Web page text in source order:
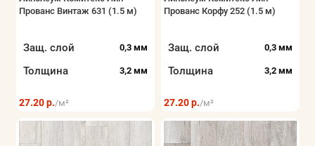
Показать все
Прованс Винтаж 631 (1.5 м)
Защ. слой 0,3 мм
Толщина 3,2 мм
27.20 р./м²
Прованс Корфу 252 (1.5 м)
Защ. слой 0,3 мм
Толщина 3,2 мм
27.20 р./м²